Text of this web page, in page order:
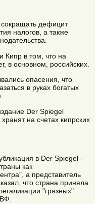
дефицит
налогов, а также
Кипр в том, что на
в основном, российских.
опасения, что
в руках богатых
Der Spiegel
на счетах кипрских
в Der Spiegel -
как
а представитель
что страна приняла
"грязных"